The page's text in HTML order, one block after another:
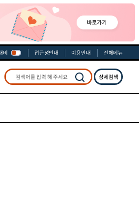
비 접근성안내 이용안내 전체메뉴
검색 상세검색